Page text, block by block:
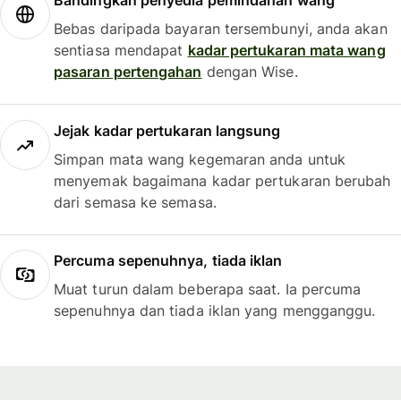
Bebas daripada bayaran tersembunyi, anda akan
sentiasa mendapat kadar pertukaran mata wang
pasaran pertengahan dengan Wise.
Jejak kadar pertukaran langsung
Simpan mata wang kegemaran anda untuk
menyemak bagaimana kadar pertukaran berubah
dari semasa ke semasa.
Percuma sepenuhnya, tiada iklan
Muat turun dalam beberapa saat. Ia percuma
sepenuhnya dan tiada iklan yang mengganggu.